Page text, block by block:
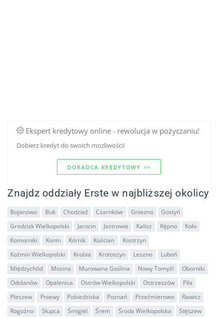
Ekspert kredytowy online - rewolucja w pożyczaniu!
Dobierz kredyt do swoich mozliwości!
DORADCA KREDYTOWY >>
Znajdz oddziały Erste w najbliższej okolicy
Bojanowo Buk Chodzież Czarnków Gniezno
Gostyń
Grodzisk Wielkopolski
Jarocin Jastrowie Kalisz Kępno
Koło
Komorniki
Konin Kórnik Kościan
Kostrzyn
Koźmin Wielkopolski
Krobia Krotoszyn Leszno
Luboń
Międzychód
Mosina Murowana Goślina Nowy Tomyśl
Oborniki
Odolanów
Opalenica Ostrów Wielkopolski Ostrzeszów
Piła
Pleszew
Pniewy Pobiedziska Poznań Przeźmierowo
Rawicz
Rogoźno
Słupca Śmigiel Śrem Środa Wielkopolska
Stęszew